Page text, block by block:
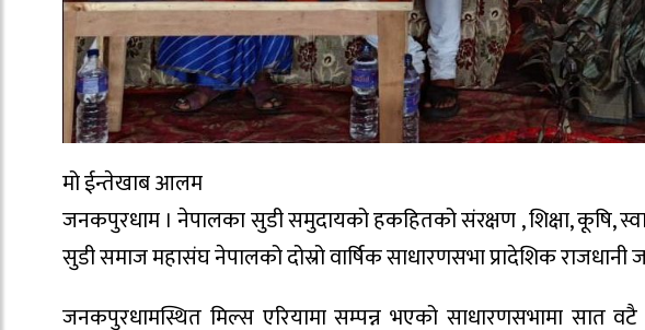
मो ईन्तेखाब आलम
जनकपुरधाम । नेपालका सुडी समुदायको हकहितको संरक्षण , शिक्षा, कूषि,
सुडी समाज महासंघ नेपालको दोस्रो वार्षिक साधारणसभा प्रादेशिक
जनकपुरधामस्थित मिल्स एरियामा सम्पन्न भएको साधारणसभामा सात